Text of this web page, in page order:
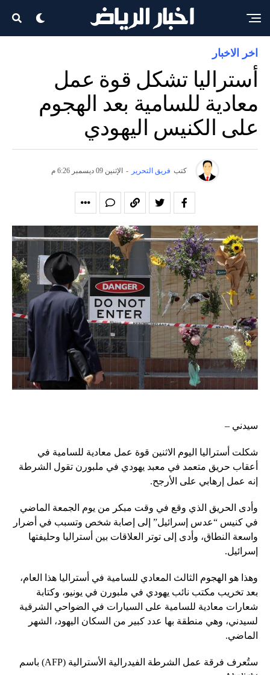
اخر الاخبار
أستراليا تشكل قوة عمل
معادية للسامية بعد الهجوم
على الكنيس اليهودي
كتب فريق التحرير - الإثنين 09 ديسمبر 6:26 م
سيدني –
شكلت أستراليا اليوم الاثنين قوة عمل معادية للسامية في
أعقاب حريق متعمد في معبد يهودي في ملبورن تقول الشرطة
إنه عمل إرهابي على الأرجح.
وأدى الحريق الذي وقع في وقت مبكر من يوم الجمعة الماضي
في كنيس “عدس إسرائيل” إلى إصابة شخص وتسبب في أضرار
واسعة النطاق، وأدى إلى توتر العلاقات بين أستراليا وحليفتها
إسرائيل.
وهذا هو الهجوم الثالث المعادي للسامية في أستراليا هذا العام،
بعد تخريب مكتب نائب يهودي في ملبورن في يونيو، وكتابة
شعارات معادية للسامية على السيارات في الضواحي الشرقية
لسيدني، وهي منطقة بها عدد كبير من السكان اليهود، الشهر
الماضي.
ستُعرف فرقة عمل الشرطة الفيدرالية الأسترالية (AFP) باسم